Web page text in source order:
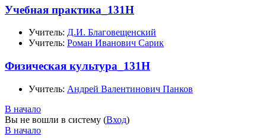
Учебная практика_131Н
Учитель: Д.И. Благовещенский
Учитель: Роман Иванович Сарик
Физическая культура_131Н
Учитель: Андрей Валентинович Панков
В начало
Вы не вошли в систему (Вход)
В начало